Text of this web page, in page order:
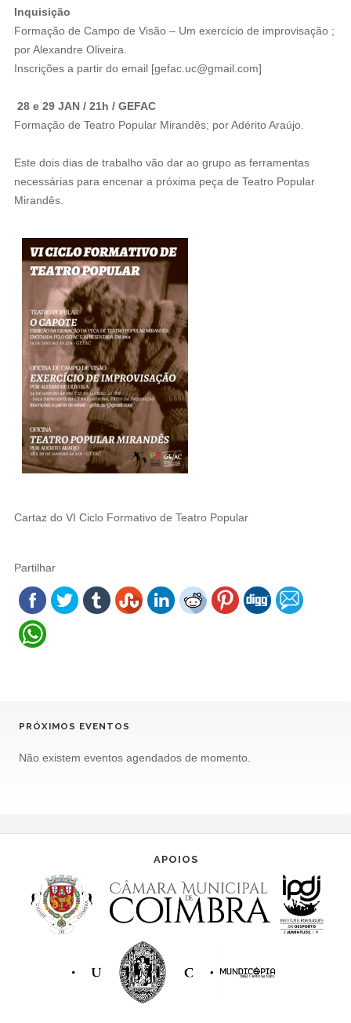
Inquisição
Formação de Campo de Visão – Um exercício de improvisação ;
por Alexandre Oliveira.
Inscrições a partir do email [gefac.uc@gmail.com]
28 e 29 JAN / 21h / GEFAC
Formação de Teatro Popular Mirandês; por Adérito Araújo.
Este dois dias de trabalho vão dar ao grupo as ferramentas
necessárias para encenar a próxima peça de Teatro Popular
Mirandês.
Cartaz do VI Ciclo Formativo de Teatro Popular
Partilhar
PRÓXIMOS EVENTOS
Não existem eventos agendados de momento.
APOIOS